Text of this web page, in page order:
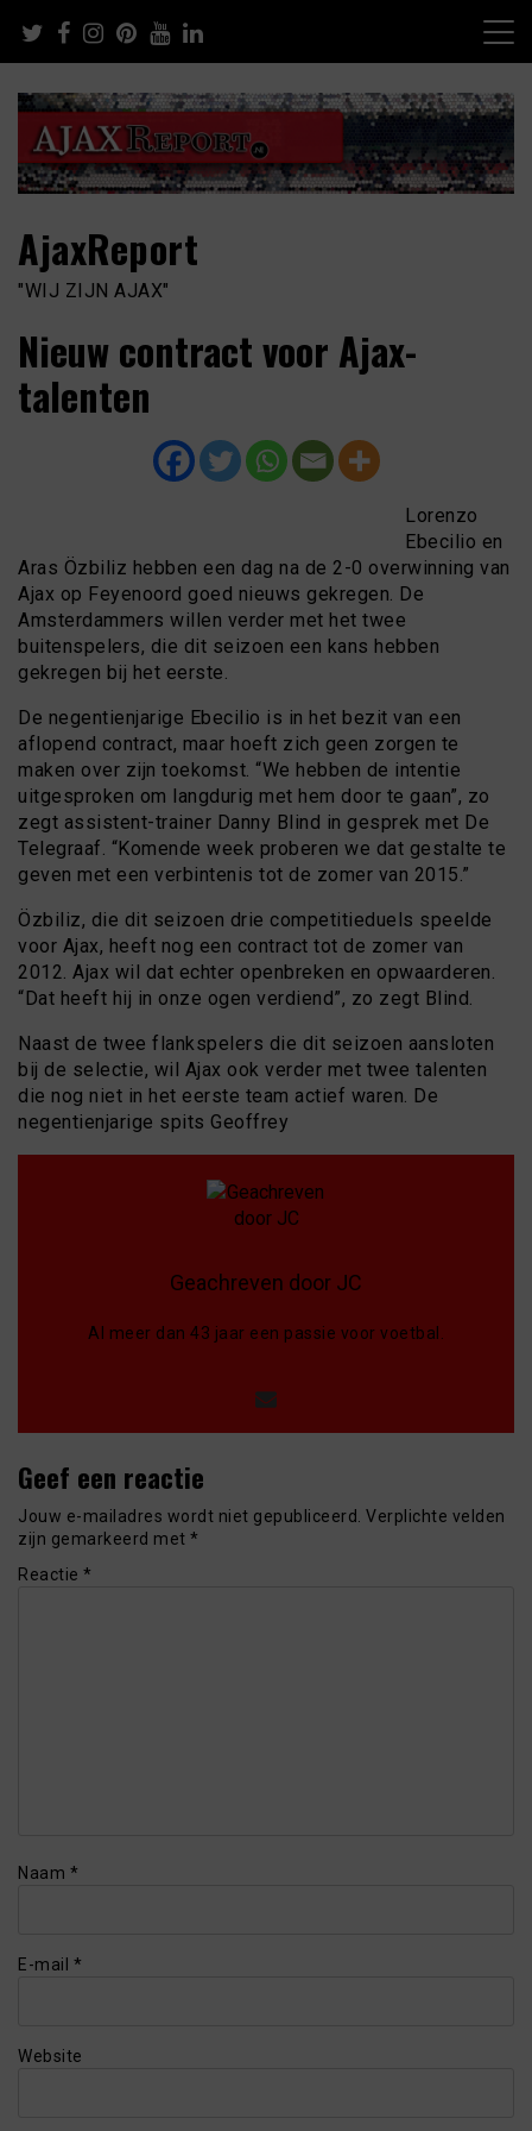
content
AjaxReport
"WIJ ZIJN AJAX"
Nieuw contract voor Ajax-
talenten
Lorenzo
Ebecilio en
Aras Özbiliz hebben een dag na de 2-0 overwinning van
Ajax op Feyenoord goed nieuws gekregen. De
Amsterdammers willen verder met het twee
buitenspelers, die dit seizoen een kans hebben
gekregen bij het eerste.
De negentienjarige Ebecilio is in het bezit van een
aflopend contract, maar hoeft zich geen zorgen te
maken over zijn toekomst. “We hebben de intentie
uitgesproken om langdurig met hem door te gaan”, zo
zegt assistent-trainer Danny Blind in gesprek met De
Telegraaf. “Komende week proberen we dat gestalte te
geven met een verbintenis tot de zomer van 2015.”
Özbiliz, die dit seizoen drie competitieduels speelde
voor Ajax, heeft nog een contract tot de zomer van
2012. Ajax wil dat echter openbreken en opwaarderen.
“Dat heeft hij in onze ogen verdiend”, zo zegt Blind.
Naast de twee flankspelers die dit seizoen aansloten
bij de selectie, wil Ajax ook verder met twee talenten
die nog niet in het eerste team actief waren. De
negentienjarige spits Geoffrey
Geachreven door JC
Al meer dan 43 jaar een passie voor voetbal.
Geef een reactie
Jouw e-mailadres wordt niet gepubliceerd. Verplichte velden
zijn gemarkeerd met *
Reactie *
Naam *
E-mail *
Website